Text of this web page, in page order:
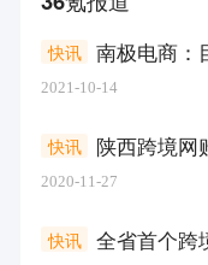
南极电商：
快讯
2021-10-14
陕西跨境网
快讯
2020-11-27
全省首个跨
快讯